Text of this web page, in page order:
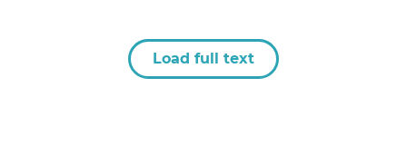
Load full text